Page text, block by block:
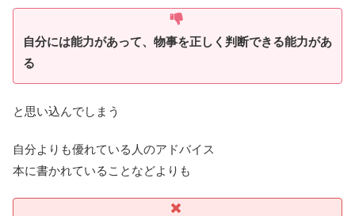
自分には能力があって、物事を正しく判断できる能力があ
る
と思い込んでしまう
自分よりも優れている人のアドバイス
本に書かれていることなどよりも